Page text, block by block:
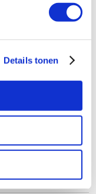
Details tonen